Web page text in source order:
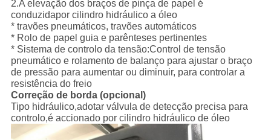
2.A elevação dos braços de pinça de papel é
conduzidapor cilindro hidráulico a óleo
* travões pneumáticos, travões automáticos
* Rolo de papel guia e parênteses pertinentes
* Sistema de controlo da tensão:Control de tensão
pneumático e rolamento de balanço para ajustar o braço
de pressão para aumentar ou diminuir, para controlar a
resistência do freio
Correção de borda (opcional)
Tipo hidráulico,adotar válvula de detecção precisa para
controlo,é accionado por cilindro hidráulico de óleo